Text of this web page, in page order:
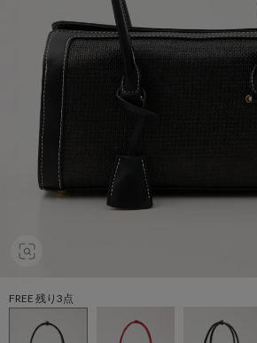
FREE 残り3点